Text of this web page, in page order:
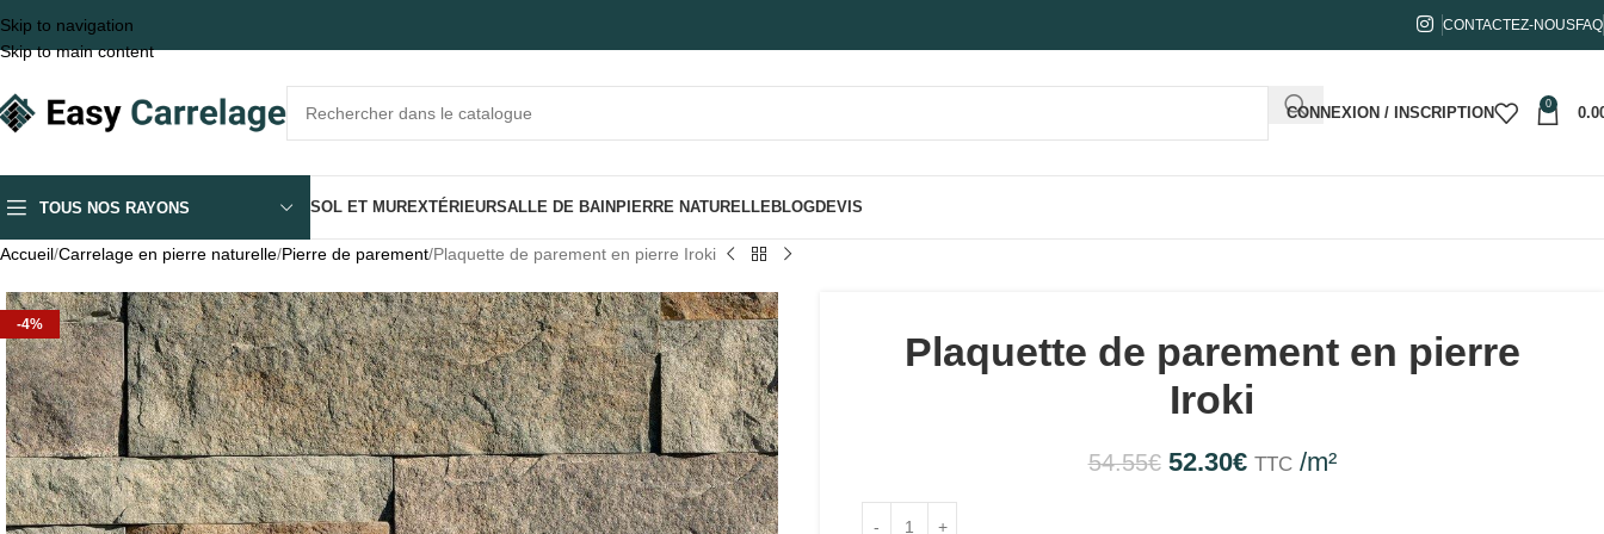
Skip to navigation
Skip to main content
CONTACTEZ-NOUSFAQ
CONNEXION / INSCRIPTION
0
TOUS NOS RAYONS SOL ET MUREXTÉRIEURSALLE DE BAIN PIERRE NATURELLEBLOGDEVIS
Accueil Carrelage en pierre naturelle Pierre de parement Plaquette de parement en pierre Iroki
-4%
Plaquette de parement en pierre
Iroki
54.55€ 52.30€ TTC /m²